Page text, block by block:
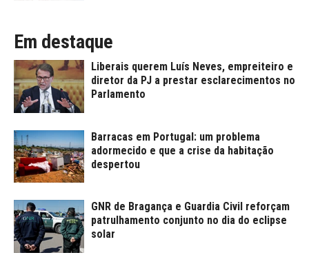
Em destaque
Liberais querem Luís Neves, empreiteiro e
diretor da PJ a prestar esclarecimentos no
Parlamento
Barracas em Portugal: um problema
adormecido e que a crise da habitação
despertou
GNR de Bragança e Guardia Civil reforçam
patrulhamento conjunto no dia do eclipse
solar